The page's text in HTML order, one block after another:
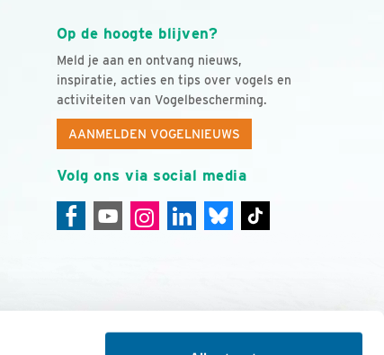
Op de hoogte blijven?
Meld je aan en ontvang nieuws,
inspiratie, acties en tips over vogels en
activiteiten van Vogelbescherming.
AANMELDEN VOGELNIEUWS
Volg ons via social media